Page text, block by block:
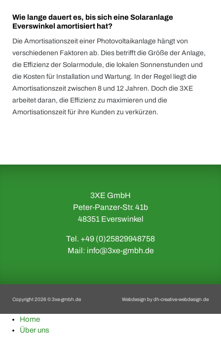
Wie lange dauert es, bis sich eine Solaranlage
Everswinkel amortisiert hat?
Die Amortisationszeit einer Photovoltaikanlage hängt von
verschiedenen Faktoren ab. Dies betrifft die Größe der Anlage,
die Effizienz der Solarmodule, die lokalen Sonnenstunden und
die Kosten für Installation und Wartung. In der Regel liegt die
Amortisationszeit zwischen 8 und 12 Jahren. Doch die 3XE
arbeitet daran, die Effizienz zu maximieren und die
Amortisationszeit für ihre Kunden zu verkürzen.
3XE GmbH
Peter-Panzer-Str. 41b
48351 Everswinkel
Tel. +49 (0)25829948758
Mail: info@3xe-gmbh.de
Copyright 2026 © 3xe-gmbh.de Webdesign bydh-creative-webdesign.de
Home
Über uns